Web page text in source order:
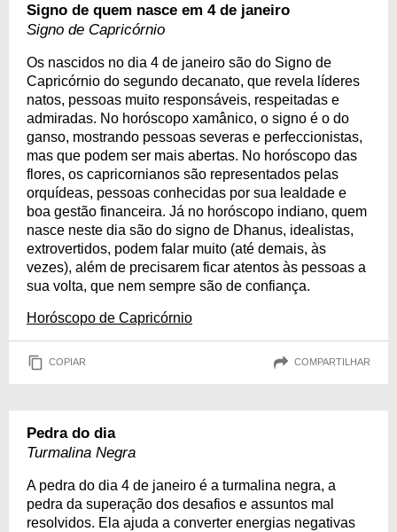
Signo de quem nasce em 4 de janeiro
Signo de Capricórnio
Os nascidos no dia 4 de janeiro são do Signo de
Capricórnio do segundo decanato, que revela líderes
natos, pessoas muito responsáveis, respeitadas e
admiradas. No horóscopo xamânico, o signo é o do
ganso, mostrando pessoas severas e perfeccionistas,
mas que podem ser mais abertas. No horóscopo das
flores, os capricornianos são representados pelas
orquídeas, pessoas conhecidas por sua lealdade e
boa gestão financeira. Já no horóscopo indiano, quem
nasce neste dia são do signo de Dhanus, idealistas,
extrovertidos, podem falar muito (até demais, às
vezes), além de precisarem ficar atentos às pessoas a
sua volta, que nem sempre são de confiança.
Horóscopo de Capricórnio
COPIAR COMPARTILHAR
Pedra do dia
Turmalina Negra
A pedra do dia 4 de janeiro é a turmalina negra, a
pedra da superação dos desafios e assuntos mal
resolvidos. Ela ajuda a converter energias negativas